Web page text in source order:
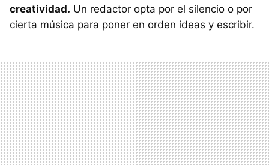
creatividad. Un redactor opta por el silencio o por
cierta música para poner en orden ideas y escribir.